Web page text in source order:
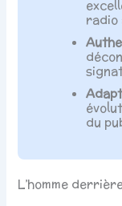
radio
du
L’homme